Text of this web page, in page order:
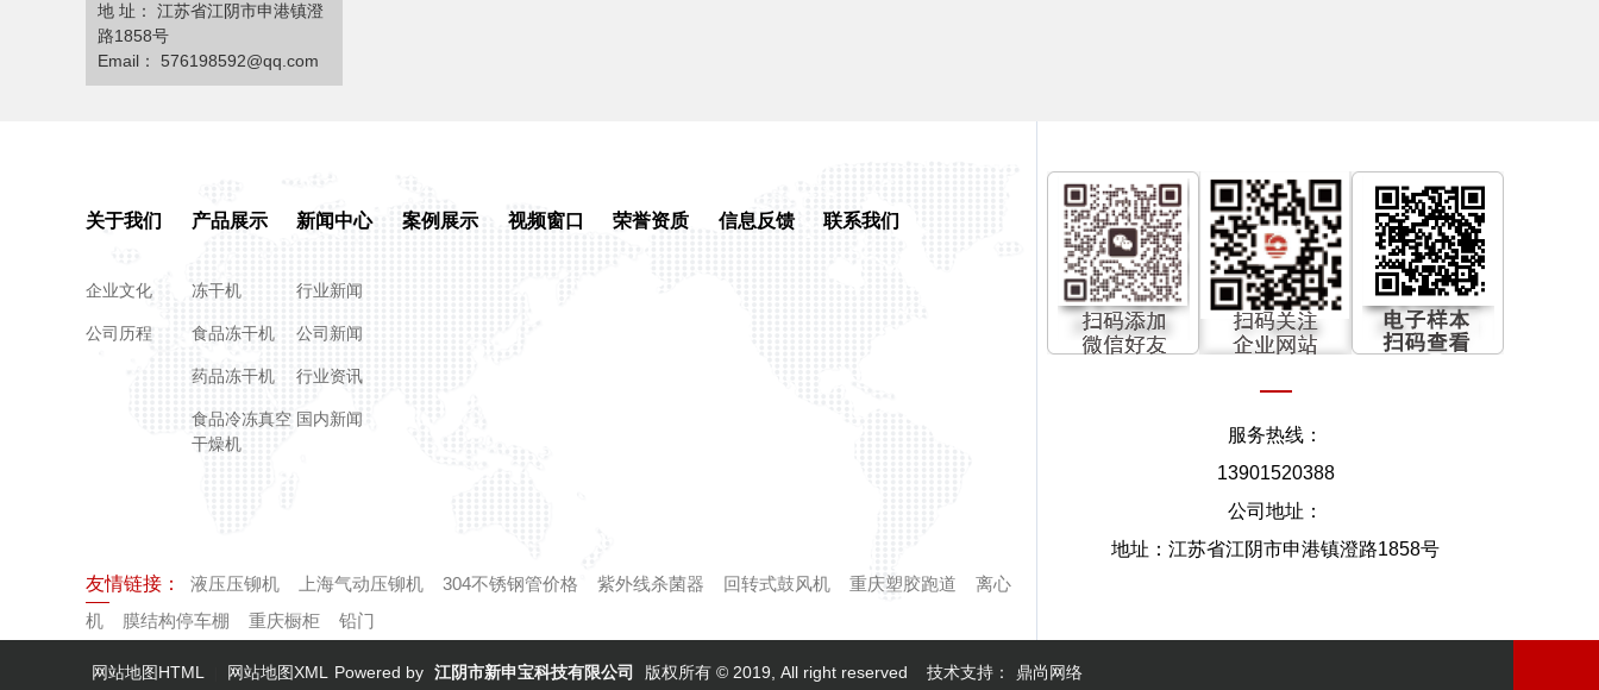
地 址： 江苏省江阴市申港镇澄
路1858号
Email ： 576198592@qq.com
关于我们
企业文化
公司历程
产品展示
冻干机
食品冻干机
药品冻干机
食品冷冻真空
干燥机
新闻中心
行业新闻
公司新闻
行业资讯
国内新闻
案例展示 视频窗口 荣誉资质 信息反馈 联系我们
友情链接： 液压压铆机 上海气动压铆机 304不锈钢管价格 紫外线杀菌器 回转式鼓风机 重庆塑胶跑道
离心
机
膜结构停车棚 重庆橱柜 铅门
服务热线：
13901520388
公司地址：
地址：江苏省江阴市申港镇澄路1858号
网站地图HTML 网站地图XML Powered by 江阴市新申宝科技有限公司 版权所有 © 2019, All right reserved 技术支持： 鼎尚网络